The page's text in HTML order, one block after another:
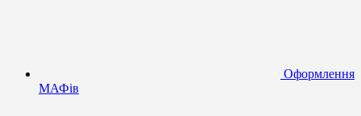
Оформлення
МАФів